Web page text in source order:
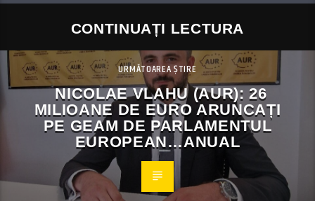
CONTINUAȚI LECTURA
URMĂTOAREA ȘTIRE
NICOLAE VLAHU (AUR): 26
MILIOANE DE EURO ARUNCAȚI
PE GEAM DE PARLAMENTUL
EUROPEAN…ANUAL